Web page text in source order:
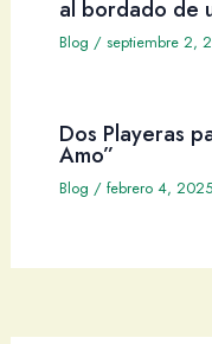
al bordado de
Blog / septiembre 2,
Dos Playeras
Amo”
Blog / febrero 4, 2025